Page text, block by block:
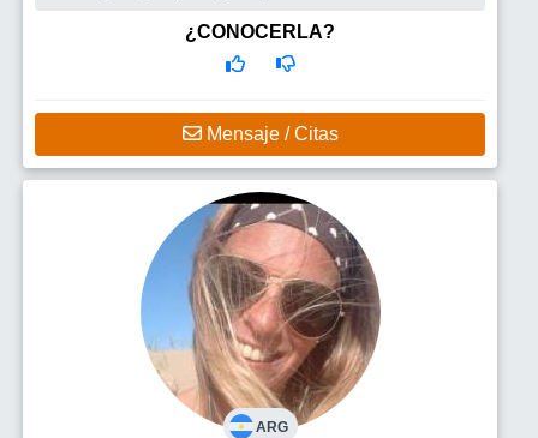
¿CONOCERLA?
Mensaje / Citas
ARG